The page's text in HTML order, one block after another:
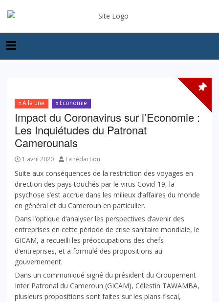
A la une Economie
Impact du Coronavirus sur l’Economie :
Les Inquiétudes du Patronat
Camerounais
1 avril 2020 La rédaction
Suite aux conséquences de la restriction des voyages en
direction des pays touchés par le virus Covid-19, la
psychose s’est accrue dans les milieux d’affaires du monde
en général et du Cameroun en particulier.
Dans l’optique d’analyser les perspectives d’avenir des
entreprises en cette période de crise sanitaire mondiale, le
GICAM, a recueilli les préoccupations des chefs
d’entreprises, et a formulé des propositions au
gouvernement.
Dans un communiqué signé du président du Groupement
Inter Patronal du Cameroun (GICAM), Célestin TAWAMBA,
plusieurs propositions sont faites sur les plans fiscal,